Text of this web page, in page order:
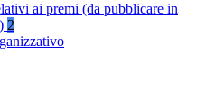
ai premi (da pubblicare in
2